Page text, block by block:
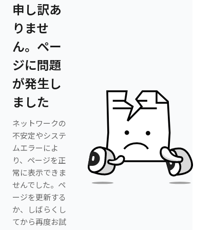
申し訳あ
りませ
ん。ペー
ジに問題
が発生し
ました
ネットワークの
不安定やシステ
ムエラーによ
り、ページを正
常に表示できま
せんでした。ペ
ージを更新する
か、しばらくし
てから再度お試